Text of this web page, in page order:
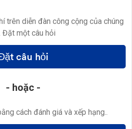
trên diễn đàn công cộng của chúng
Đặt một câu hỏi
câu hỏi
- hoặc -
cách đánh giá và xếp hạng..